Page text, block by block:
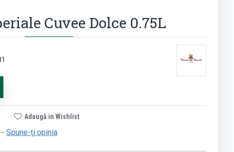
Cuvee Dolce 0.75L
- Spune-ţi opinia
Adaugă in Wishlist